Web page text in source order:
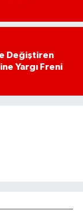
Değiştiren
Yargı Freni